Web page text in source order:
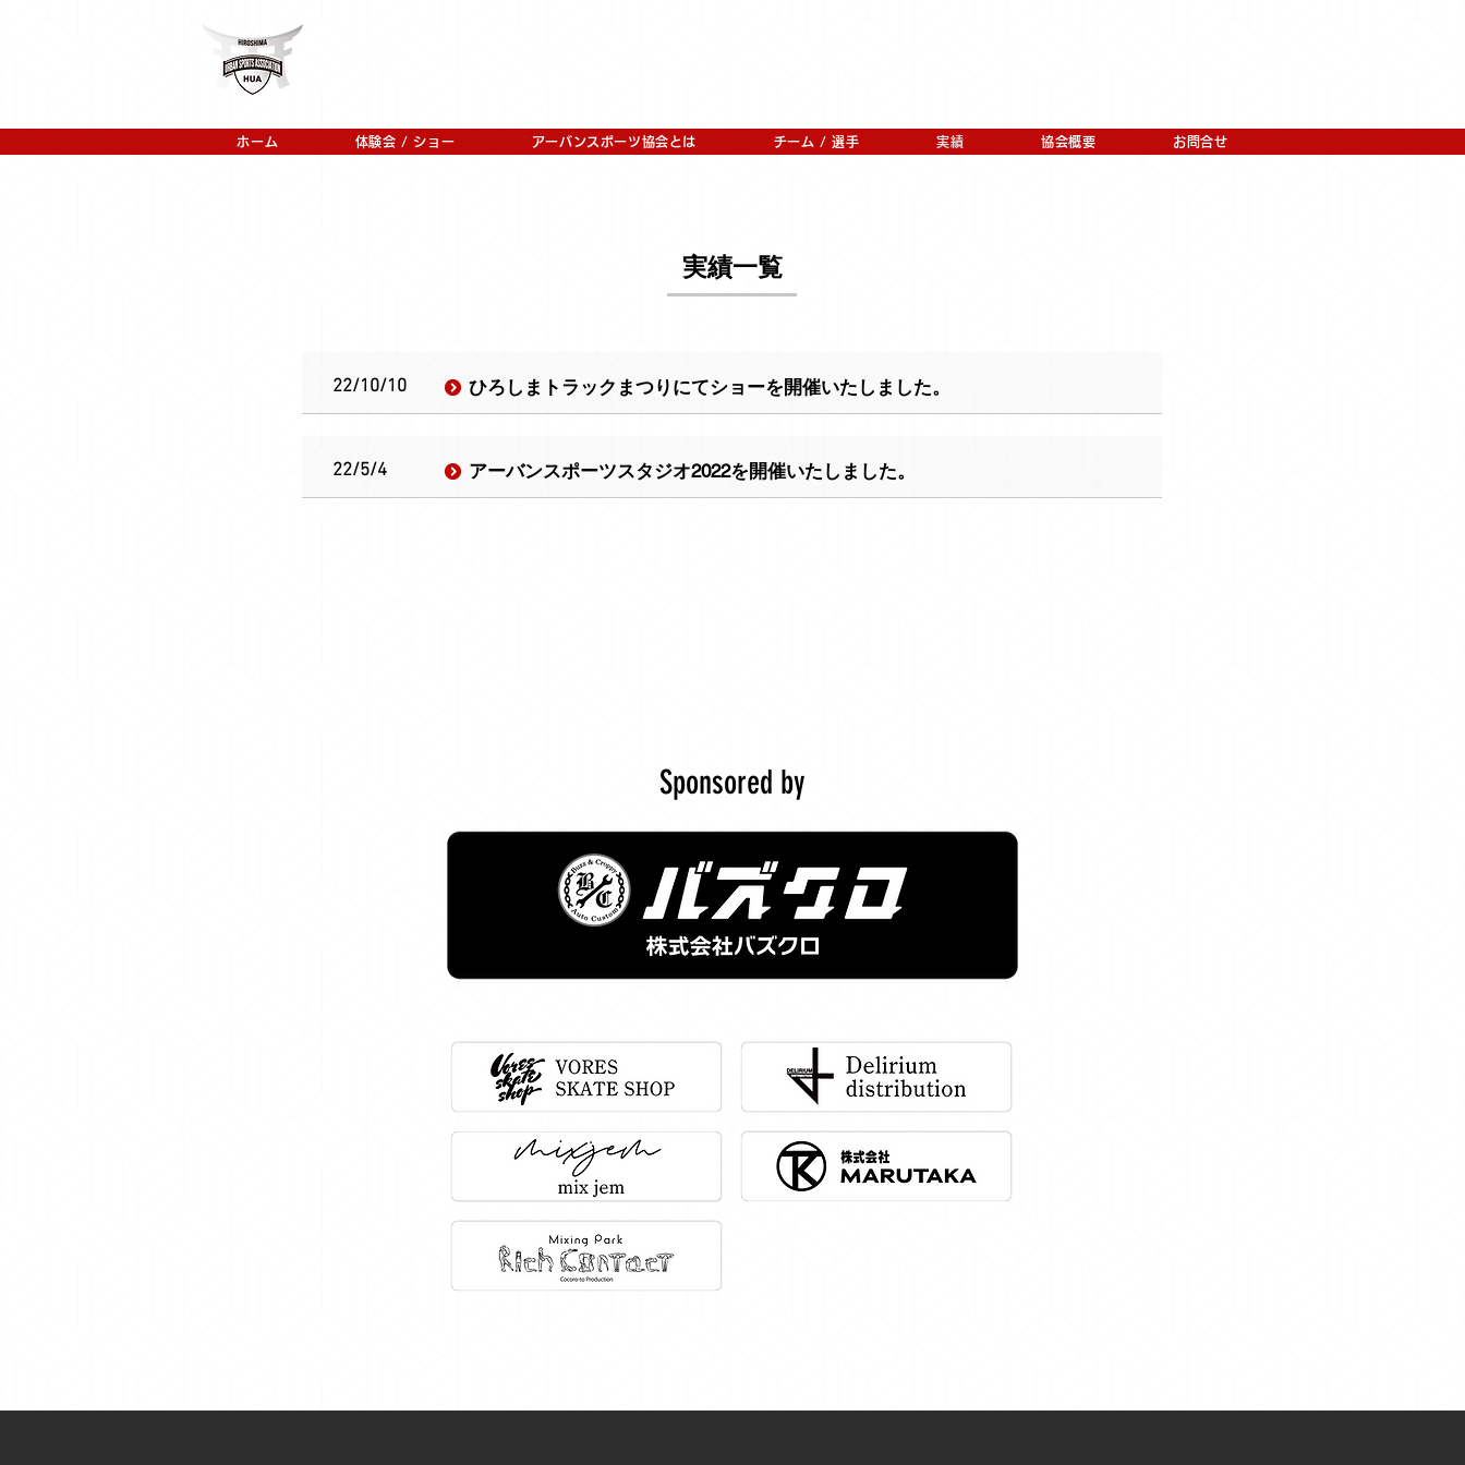
ホーム 体験会 / ショー アーバンスポーツ協会とは チーム / 選手 実績 協会概要 お問合せ
実績一覧
22/10/10 ひろしまトラックまつりにてショーを開催いたしました。
22/5/4 アーバンスポーツスタジオ2022を開催いたしました。
Sponsored by